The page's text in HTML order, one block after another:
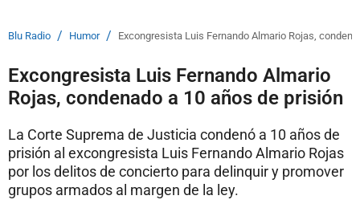
Blu Radio / Humor / Excongresista Luis Fernando Almario Rojas,
Excongresista Luis Fernando Almario
Rojas, condenado a 10 años de prisión
La Corte Suprema de Justicia condenó a 10 años de
prisión al excongresista Luis Fernando Almario Rojas
por los delitos de concierto para delinquir y promover
grupos armados al margen de la ley.